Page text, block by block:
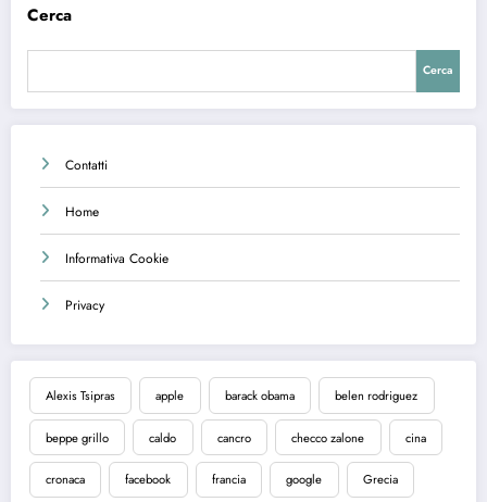
Cerca
Cerca
Contatti
Home
Informativa Cookie
Privacy
Alexis Tsipras apple barack obama belen rodriguez
beppe grillo caldo cancro checco zalone cina
cronaca facebook francia google Grecia